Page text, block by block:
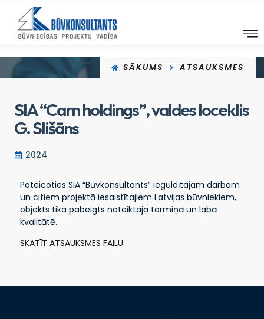
SĀKUMS ATSAUKSMES
SIA “Carn holdings”, valdes loceklis
G. Slišāns
2024
Pateicoties SIA “Būvkonsultants” ieguldītajam darbam
un citiem projektā iesaistītajiem Latvijas būvniekiem,
objekts tika pabeigts noteiktajā termiņā un labā
kvalitātē.
SKATĪT ATSAUKSMES FAILU